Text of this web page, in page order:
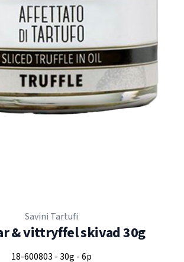
Savini Tartufi
& vittryffel skivad 30g
18-600803 -30g -6p